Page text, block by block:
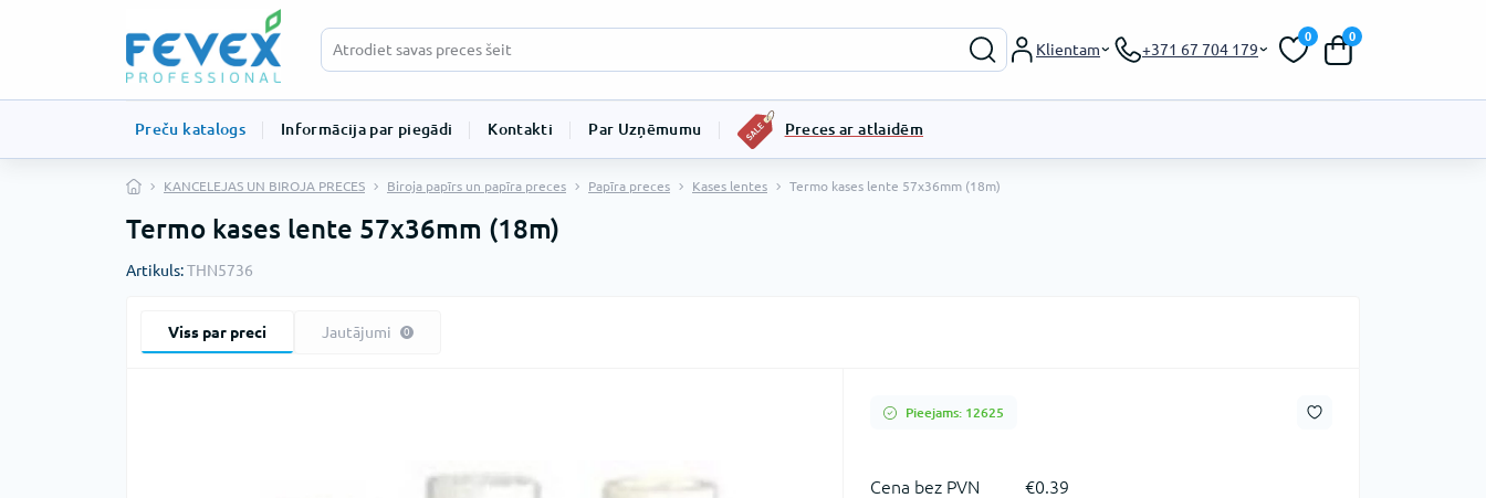
Klientam +371 67 704 179
0 0
Preču katalogs Informācija par piegādi Kontakti Par Uzņēmumu Preces ar atlaidēm
KANCELEJAS UN BIROJA PRECES Biroja papīrs un papīra preces Papīra preces Kases lentes Termo kases lente 57x36mm (18m)
Termo kases lente 57x36mm (18m)
Artikuls:THN5736
Viss par preci Jautājumi 0
Pieejams: 12625
Сena bez PVN
€0.39